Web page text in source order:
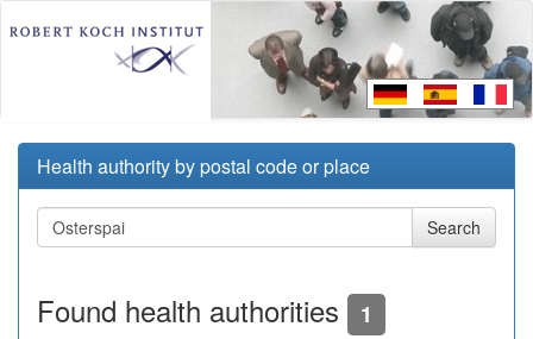
Health authority by postal code or place
Found health authorities 1